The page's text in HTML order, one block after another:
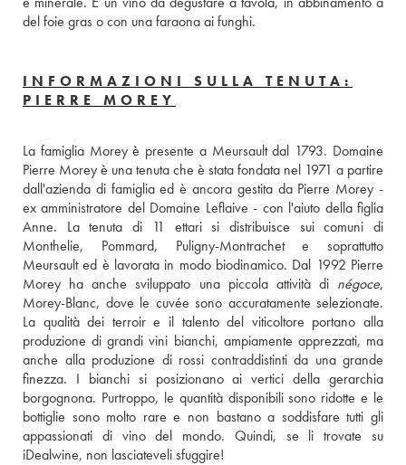
del foie gras o con una faraona ai funghi.
INFORMAZIONI SULLA TENUTA:
PIERRE MOREY
La famiglia Morey è presente a Meursault dal 1793. Domaine
Pierre Morey è una tenuta che è stata fondata nel 1971 a partire
dall'azienda di famiglia ed è ancora gestita da Pierre Morey -
ex amministratore del Domaine Leflaive - con l'aiuto della figlia
Anne. La tenuta di 11 ettari si distribuisce sui comuni di
Monthelie, Pommard, Puligny-Montrachet e soprattutto
Meursault ed è lavorata in modo biodinamico. Dal 1992 Pierre
Morey ha anche sviluppato una piccola attività di négoce,
Morey-Blanc, dove le cuvée sono accuratamente selezionate.
La qualità dei terroir e il talento del viticoltore portano alla
produzione di grandi vini bianchi, ampiamente apprezzati, ma
anche alla produzione di rossi contraddistinti da una grande
finezza. I bianchi si posizionano ai vertici della gerarchia
borgognona. Purtroppo, le quantità disponibili sono ridotte e le
bottiglie sono molto rare e non bastano a soddisfare tutti gli
appassionati di vino del mondo. Quindi, se li trovate su
iDealwine, non lasciateveli sfuggire!